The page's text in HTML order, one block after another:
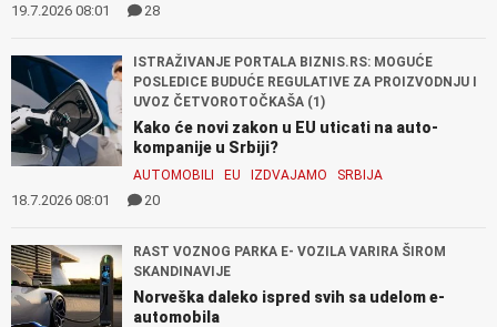
19.7.2026 08:01 28
ISTRAŽIVANJE PORTALA BIZNIS.RS: MOGUĆE
POSLEDICE BUDUĆE REGULATIVE ZA PROIZVODNJU I
UVOZ ČETVOROTOČKAŠA (1)
Kako će novi zakon u EU uticati na auto-
kompanije u Srbiji?
AUTOMOBILI EU IZDVAJAMO SRBIJA
18.7.2026 08:01 20
RAST VOZNOG PARKA E- VOZILA VARIRA ŠIROM
SKANDINAVIJE
Norveška daleko ispred svih sa udelom e-
automobila